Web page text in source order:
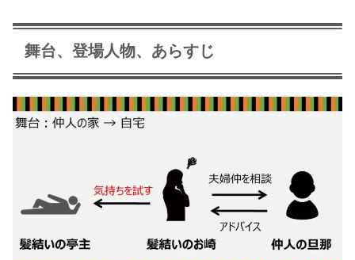
舞台、登場人物、あらすじ